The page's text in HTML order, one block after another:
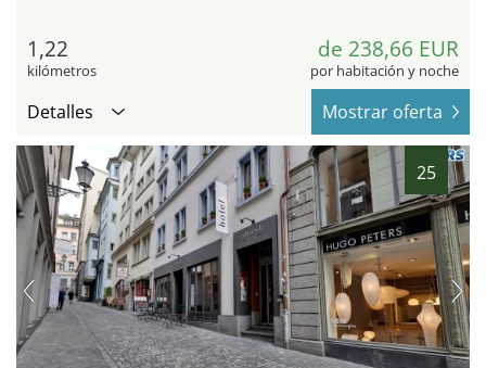
1,22
kilómetros
de 238,66 EUR
por habitación y noche
Detalles Mostrar oferta
25